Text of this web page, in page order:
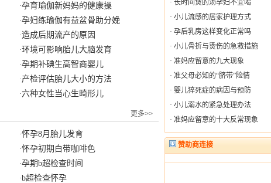
·孕育瑜伽新妈妈的健康操
·孕妇练瑜伽有益盆骨助分娩
·造成后期流产的原因
·环境可影响胎儿大脑发育
·孕期补碘生高智商婴儿
·产检评估胎儿大小的方法
·六种女性当心生畸形儿
更多>>
·怀孕8月胎儿发育
·怀孕初期白带咖啡色
·孕期b超检查时间
·b超检查怀孕
· 长时间煲的汤孕妇不宜喝
· 小儿流感的居家护理方式
· 孕后乳房这样变化正常吗
· 小儿骨折与烫伤的急救措施
· 准妈应留意的九大现象
· 准父母必知的“脐带”险情
· 婴儿猝死症的病因与预防
· 小儿溺水的紧急处理办法
· 准妈应留意的十大反常现象
赞助商连接